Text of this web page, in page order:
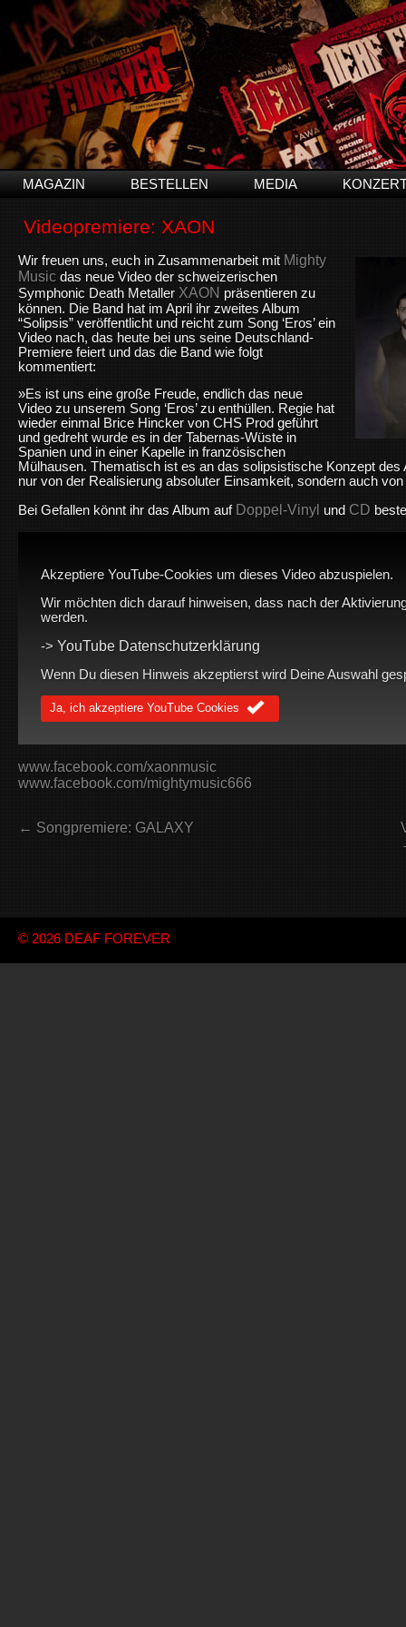
MAGAZIN BESTELLEN MEDIA
Videopremiere: XAON
Wir freuen uns, euch in Zusammenarbeit mit Mighty
Music das neue Video der schweizerischen
Symphonic Death Metaller XAON präsentieren zu
können. Die Band hat im April ihr zweites Album
“Solipsis” veröffentlicht und reicht zum Song ‘Eros’ ein
Video nach, das heute bei uns seine Deutschland-
Premiere feiert und das die Band wie folgt
kommentiert:
»Es ist uns eine große Freude, endlich das neue
Video zu unserem Song ‘Eros’ zu enthüllen. Regie hat
wieder einmal Brice Hincker von CHS Prod geführt
und gedreht wurde es in der Tabernas-Wüste in
Spanien und in einer Kapelle in französischen
Mülhausen. Thematisch ist es an das solipsistische Konzept des
nur von der Realisierung absoluter Einsamkeit, sondern auch
Bei Gefallen könnt ihr das Album auf Doppel-Vinyl und CD
Akzeptiere YouTube-Cookies um dieses Video abzuspielen.
Wir möchten dich darauf hinweisen, dass nach der
werden.
-> YouTube Datenschutzerklärung
Wenn Du diesen Hinweis akzeptierst wird Deine Auswahl
Ja, ich akzeptiere YouTube Cookies
www.facebook.com/xaonmusic
www.facebook.com/mightymusic666
← Songpremiere: GALAXY
© 2026 DEAF FOREVER